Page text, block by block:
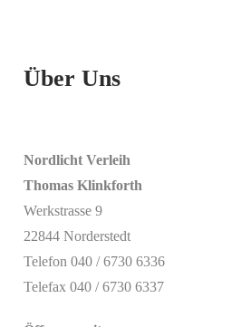
Über Uns
Nordlicht Verleih
Thomas Klinkforth
Werkstrasse 9
22844 Norderstedt
Telefon 040 / 6730 6336
Telefax 040 / 6730 6337